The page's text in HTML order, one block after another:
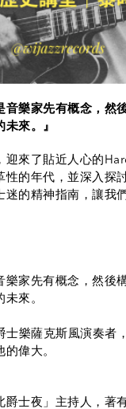
音樂家先有概念，
來。』
來了貼近人心的
的年代，並深入探
的精神指南，讓我
家先有概念，然後
來。
樂薩克斯風演奏者
偉大。
士夜」主持人，著